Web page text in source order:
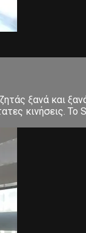
ξανά και
κινήσεις. Το